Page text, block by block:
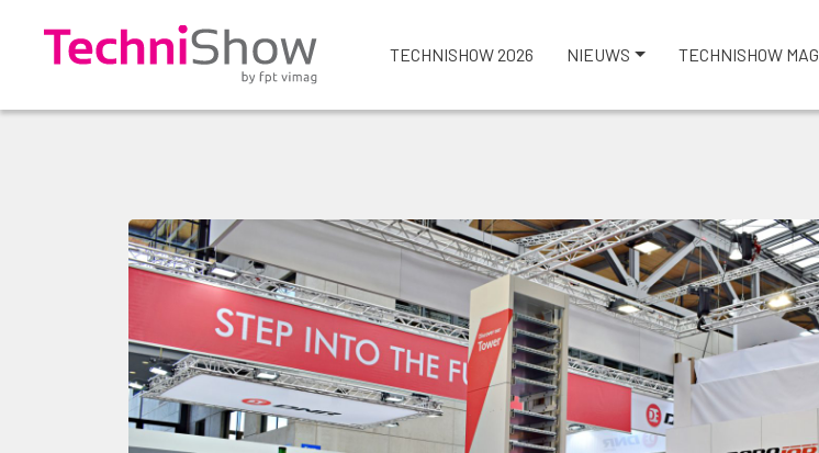
TECHNISHOW 2026 NIEUWS TECHNISHOW